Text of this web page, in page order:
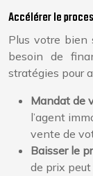
Accélérer le
Plus votre bien
besoin de
stratégies pour
Mandat de
l’agent
vente de
Baisser le
de prix peut